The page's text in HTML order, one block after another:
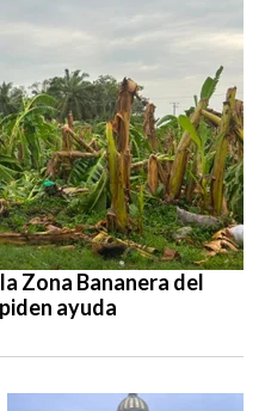
Zona Bananera del
ayuda